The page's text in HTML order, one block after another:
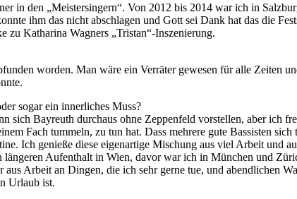
in den „Meis­ter­sin­gern“. Von 2012 bis 2014 war ich in
ihm das nicht ab­schla­gen und Gott sei Dank hat das die
zu Ka­tha­ri­na Wag­ners „Tristan“-Inszenierung.
wor­den. Man wäre ein Ver­rä­ter ge­we­sen für alle Zei­ten
so­gar ein in­ner­li­ches Muss?
sich Bay­reuth durch­aus ohne Zep­pe­n­feld vor­stel­len, aber ich
Fach tum­meln, zu tun hat. Dass meh­re­re gute Bas­sis­ten
Ich ge­nie­ße die­se ei­gen­ar­ti­ge Mi­schung aus viel Ar­beit und
län­ge­ren Auf­ent­halt in Wien, da­vor war ich in Mün­chen und
Ar­beit an Din­gen, die ich sehr ger­ne tue, und abend­li­chen
Ur­laub ist.